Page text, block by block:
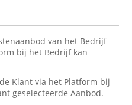
van het Bedrijf
bij het Bedrijf kan
Klant via het Platform bij
geselecteerde Aanbod.